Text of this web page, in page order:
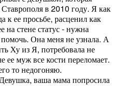
в 2010 году. Я как
к ее просьбе, расценил как
на стене статус - нужна
Она меня не узнала. А
Ху из Я, потребовала не
ее муж все кости переломает.
то недогоняю.
ваша мама попросила